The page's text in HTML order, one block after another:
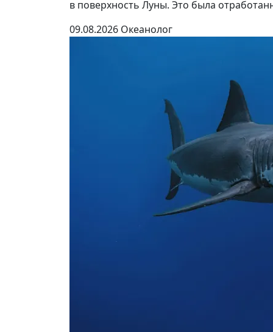
в поверхность Луны. Это была
09.08.2026 Океанолог